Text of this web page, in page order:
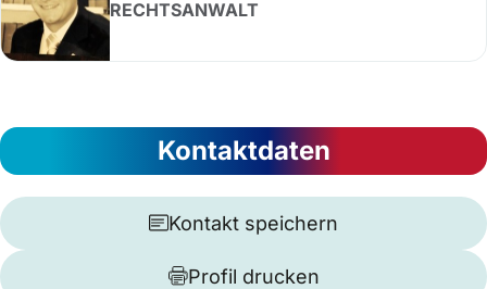
RECHTSANWALT
Kontaktdaten
Kontakt speichern
Profil drucken